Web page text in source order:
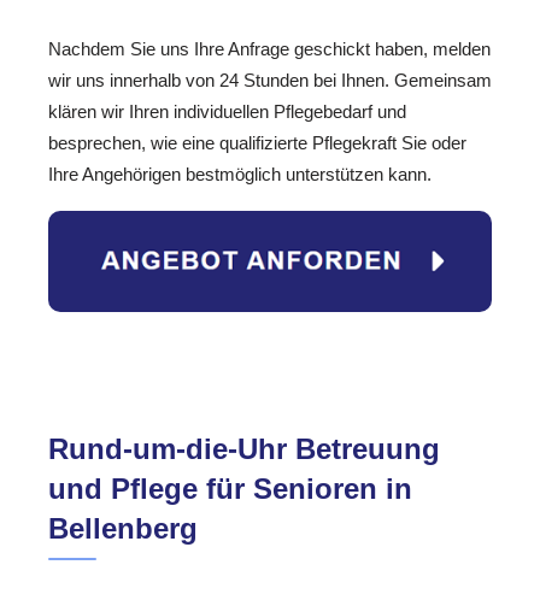
Nachdem Sie uns Ihre Anfrage geschickt haben, melden
wir uns innerhalb von 24 Stunden bei Ihnen. Gemeinsam
klären wir Ihren individuellen Pflegebedarf und
besprechen, wie eine qualifizierte Pflegekraft Sie oder
Ihre Angehörigen bestmöglich unterstützen kann.
Rund-um-die-Uhr Betreuung
und Pflege für Senioren in
Bellenberg